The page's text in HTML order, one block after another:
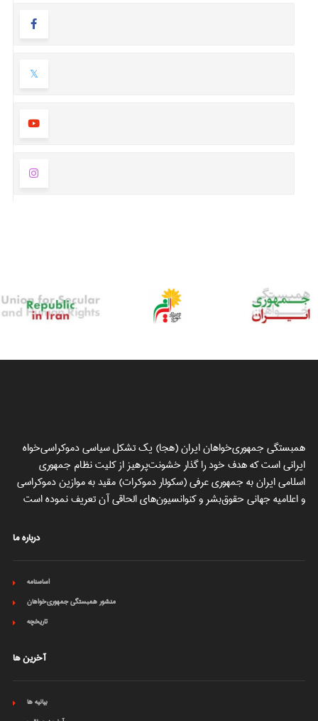
همبستگی جمهوری‌خواهان ایران (هجا) یک تشکل سیاسی دموکراسی‌خواه
ایرانی است که هدف خود را گذار خشونت‌پرهیز از کلیت نظام جمهوری
اسلامی ایران به جمهوری عرفی (سکولار دموکرات) مقید به موازین دموکراسی
و اعلامیه جهانی حقوق‌بشر و کنوانسیون‌های الحاقی آن تعریف نموده است
درباره ما
اساسنامه
منشور همبستگی جمهوری‌خواهان
تاریخچه
آخرین ها
بیانیه ها